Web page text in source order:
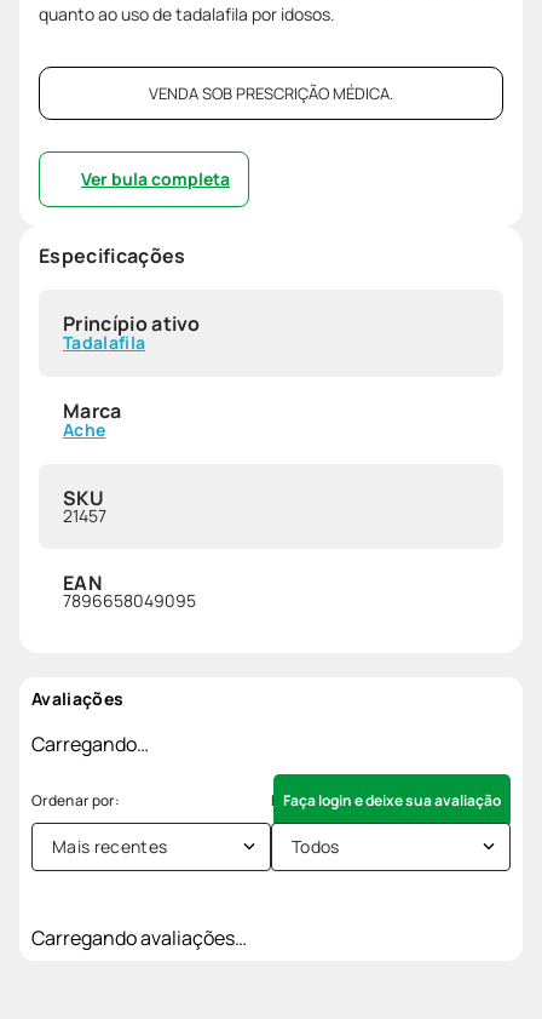
quanto ao uso de tadalafila por idosos.
VENDA SOB PRESCRIÇÃO MÉDICA.
Ver bula completa
Especificações
Princípio ativo
Tadalafila
Marca
Ache
SKU
21457
EAN
7896658049095
Avaliações
Carregando…
Faça login e deixe sua avaliação
Mais recentes Todos
Carregando avaliações…